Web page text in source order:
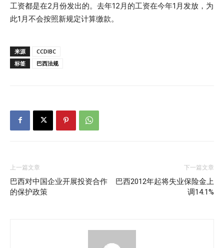
工资都是在2月份发出的。去年12月的工资在今年1月发放，为
此1月不会按照新规定计算缴款。
来源
CCDIBC
标签
巴西法规
上一篇文章
巴西对中国企业开展投资合作
的保护政策
下一篇文章
巴西2012年起将失业保险金上
调14.1%